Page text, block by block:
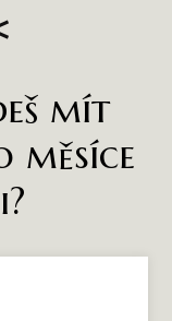
mít